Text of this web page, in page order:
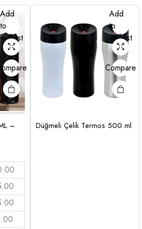
Add
to
wishlist
–
Add
to
wishlist
Compare
Düğmeli Çelik Termos 500 ml